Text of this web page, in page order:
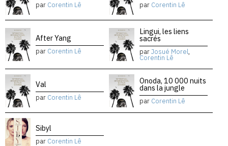
par Corentin Lê par Corentin Lê
After Yang
par Corentin Lê
Lingui, les liens
sacrés
parJosué Morel,
Corentin Lê
Val
par Corentin Lê
Onoda, 10 000 nuits
dans la jungle
par Corentin Lê
Sibyl
par Corentin Lê